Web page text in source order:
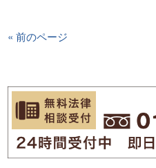
« 前のページ